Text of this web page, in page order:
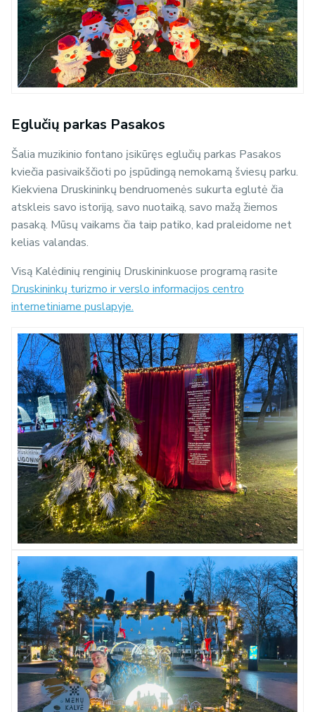
Eglučių parkas Pasakos
Šalia muzikinio fontano įsikūręs eglučių parkas Pasakos
kviečia pasivaikščioti po įspūdingą nemokamą šviesų parku.
Kiekviena Druskininkų bendruomenės sukurta eglutė čia
atskleis savo istoriją, savo nuotaiką, savo mažą žiemos
pasaką. Mūsų vaikams čia taip patiko, kad praleidome net
kelias valandas.
Visą Kalėdinių renginių Druskininkuose programą rasite
Druskininkų turizmo ir verslo informacijos centro
internetiniame puslapyje.